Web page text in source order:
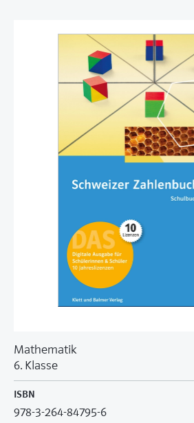
Mathematik
6. Klasse
ISBN
978-3-264-84795-6